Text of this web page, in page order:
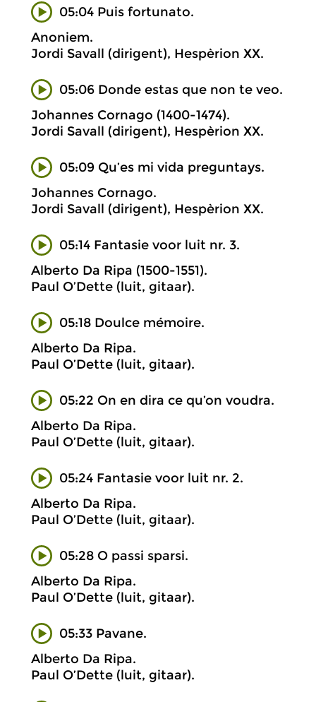
05:04 Puis fortunato.
Anoniem.
Jordi Savall (dirigent), Hespèrion XX.
05:06 Donde estas que non te veo.
Johannes Cornago (1400-1474).
Jordi Savall (dirigent), Hespèrion XX.
05:09 Qu’es mi vida preguntays.
Johannes Cornago.
Jordi Savall (dirigent), Hespèrion XX.
05:14 Fantasie voor luit nr. 3.
Alberto Da Ripa (1500-1551).
Paul O’Dette (luit, gitaar).
05:18 Doulce mémoire.
Alberto Da Ripa.
Paul O’Dette (luit, gitaar).
05:22 On en dira ce qu’on voudra.
Alberto Da Ripa.
Paul O’Dette (luit, gitaar).
05:24 Fantasie voor luit nr. 2.
Alberto Da Ripa.
Paul O’Dette (luit, gitaar).
05:28 O passi sparsi.
Alberto Da Ripa.
Paul O’Dette (luit, gitaar).
05:33 Pavane.
Alberto Da Ripa.
Paul O’Dette (luit, gitaar).